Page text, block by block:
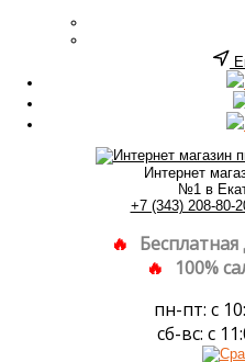
Интернет
№1 в
+7 (343) 208-80-
100%
пн-пт: с
сб-вс: с